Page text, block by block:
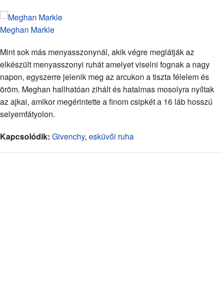
Meghan Markle
Mint sok más menyasszonynál, akik végre meglátják az
elkészült menyasszonyi ruhát amelyet viselni fognak a nagy
napon, egyszerre jelenik meg az arcukon a tiszta félelem és
öröm. Meghan hallhatóan zihált és hatalmas mosolyra nyíltak
az ajkai, amikor megérintette a finom csipkét a 16 láb hosszú
selyemfátyolon.
Kapcsolódik: Givenchy, esküvői ruha